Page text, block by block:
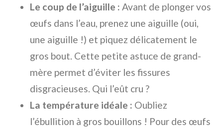
Le coup de l’aiguille : Avant de plonger vos
œufs dans l’eau, prenez une aiguille (oui,
une aiguille !) et piquez délicatement le
gros bout. Cette petite astuce de grand-
mère permet d’éviter les fissures
disgracieuses. Qui l’eût cru ?
La température idéale : Oubliez
l’ébullition à gros bouillons ! Pour des œufs